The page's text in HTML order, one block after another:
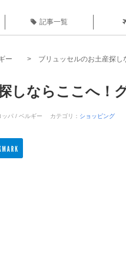
記事一覧
ー ブリュッセルのお土産探
しならここへ！
パ / ベルギー カテゴリ： ショッピング